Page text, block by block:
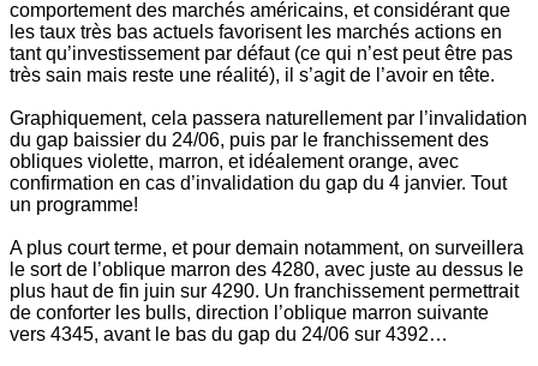
comportement des marchés américains, et considérant que
les taux très bas actuels favorisent les marchés actions en
tant qu’investissement par défaut (ce qui n’est peut être pas
très sain mais reste une réalité), il s’agit de l’avoir en tête.
Graphiquement, cela passera naturellement par l’invalidation
du gap baissier du 24/06, puis par le franchissement des
obliques violette, marron, et idéalement orange, avec
confirmation en cas d’invalidation du gap du 4 janvier. Tout
un programme!
A plus court terme, et pour demain notamment, on surveillera
le sort de l’oblique marron des 4280, avec juste au dessus le
plus haut de fin juin sur 4290. Un franchissement permettrait
de conforter les bulls, direction l’oblique marron suivante
vers 4345, avant le bas du gap du 24/06 sur 4392…